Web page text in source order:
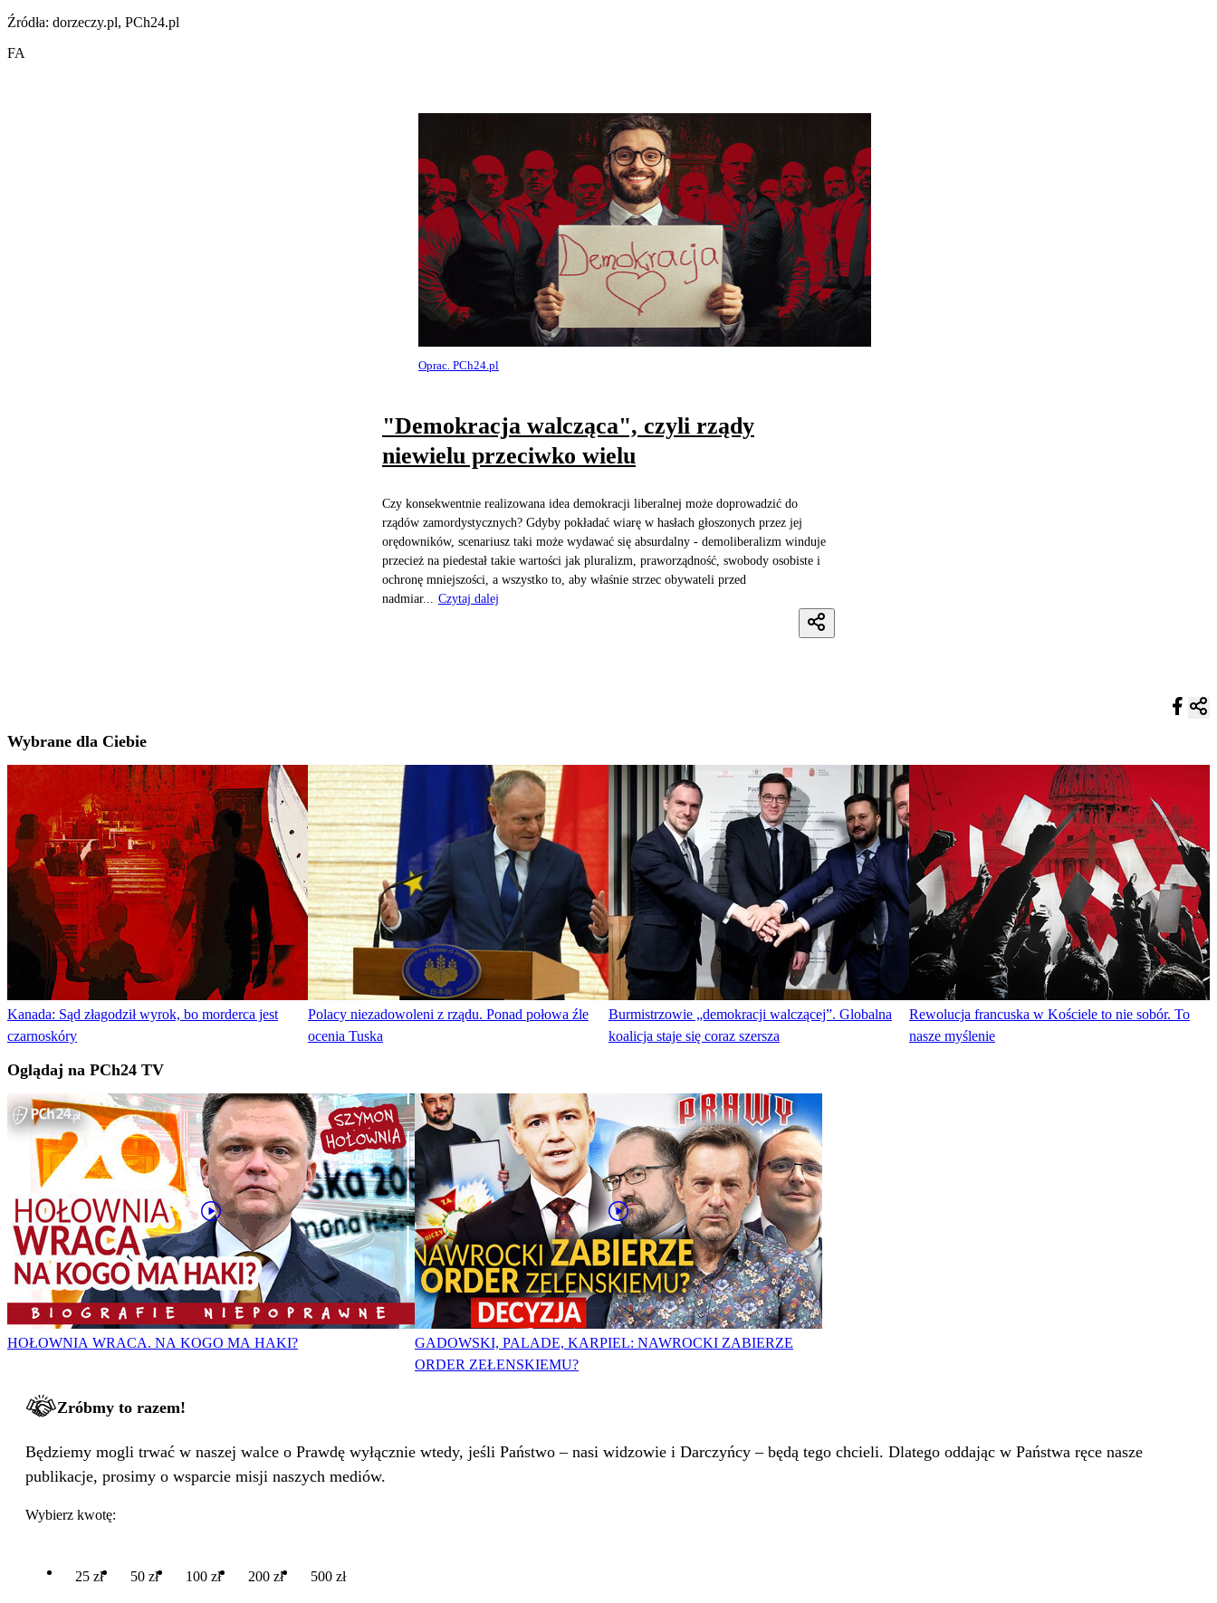
Źródła: dorzeczy.pl, PCh24.pl
FA
Oprac. PCh24.pl
"Demokracja walcząca", czyli rządy
niewielu przeciwko wielu
Czy konsekwentnie realizowana idea demokracji liberalnej może doprowadzić do
rządów zamordystycznych? Gdyby pokładać wiarę w hasłach głoszonych przez jej
orędowników, scenariusz taki może wydawać się absurdalny - demoliberalizm winduje
przecież na piedestał takie wartości jak pluralizm, praworządność, swobody osobiste i
ochronę mniejszości, a wszystko to, aby właśnie strzec obywateli przed
nadmiar...
Czytaj dalej
Wybrane dla Ciebie
Kanada: Sąd złagodził wyrok, bo morderca jest
czarnoskóry
Polacy niezadowoleni z rządu. Ponad połowa źle
ocenia Tuska
Burmistrzowie „demokracji walczącej”. Globalna
koalicja staje się coraz szersza
Rewolucja francuska w Kościele to nie sobór. To
nasze myślenie
Oglądaj na PCh24 TV
HOŁOWNIA WRACA. NA KOGO MA HAKI?
GADOWSKI, PALADE, KARPIEL: NAWROCKI ZABIERZE
ORDER ZEŁENSKIEMU?
Zróbmy to razem!
Będziemy mogli trwać w naszej walce o Prawdę wyłącznie wtedy, jeśli Państwo – nasi widzowie i Darczyńcy – będą tego chcieli. Dlatego oddając w Państwa ręce nasze
publikacje, prosimy o wsparcie misji naszych mediów.
Wybierz kwotę:
25 zł 50 zł 100 zł 200 zł 500 zł